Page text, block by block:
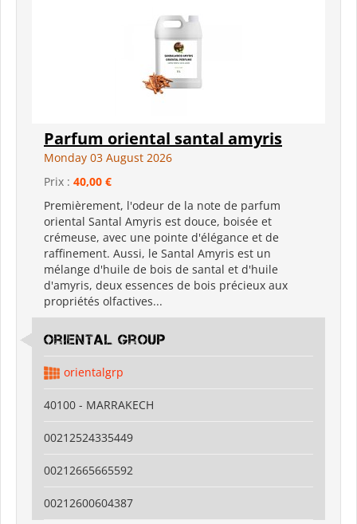
Parfum oriental santal amyris
Monday 03 August 2026
Prix : 40,00 €
Premièrement, l'odeur de la note de parfum
oriental Santal Amyris est douce, boisée et
crémeuse, avec une pointe d'élégance et de
raffinement. Aussi, le Santal Amyris est un
mélange d'huile de bois de santal et d'huile
d'amyris, deux essences de bois précieux aux
propriétés olfactives...
Oriental Group
orientalgrp
40100 - MARRAKECH
00212524335449
00212665665592
00212600604387